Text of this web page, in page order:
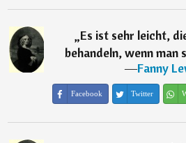
„Es ist sehr leicht,
behandeln, wenn man
―Fanny
Facebook Twitter